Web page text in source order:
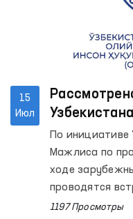
вопросов и
15
Июл
По инициативе
Мажлиса по
ходе
проводятся
Узбекистана,
1197 Просмотры